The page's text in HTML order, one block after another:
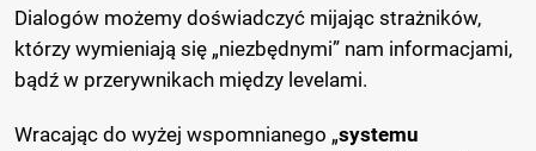
Dialogów możemy doświadczyć mijając strażników,
którzy wymieniają się „niezbędnymi” nam informacjami,
bądź w przerywnikach między levelami.
Wracając do wyżej wspomnianego „systemu